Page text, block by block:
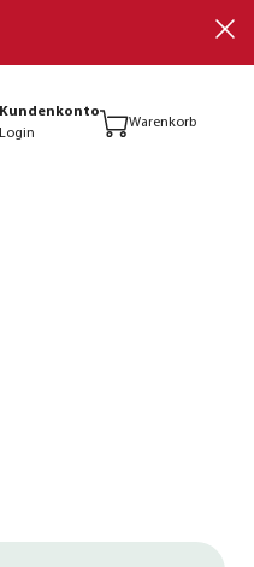
Kundenkonto
Login
Warenkorb